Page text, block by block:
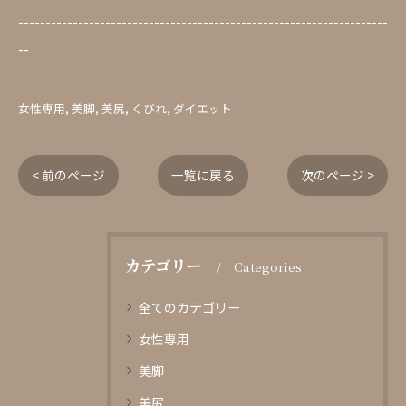
--------------------------------------------------------------------
--
女性専用 美脚 美尻 くびれ ダイエット
< 前のページ 一覧に戻る 次のページ >
カテゴリー Categories
全てのカテゴリー
女性専用
美脚
美尻